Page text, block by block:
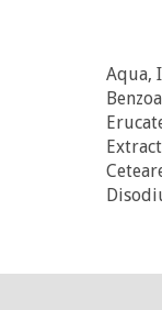
Aqua,